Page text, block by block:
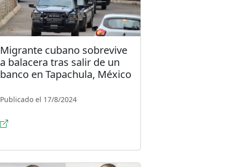
Migrante cubano sobrevive
a balacera tras salir de un
banco en Tapachula, México
Publicado el 17/8/2024